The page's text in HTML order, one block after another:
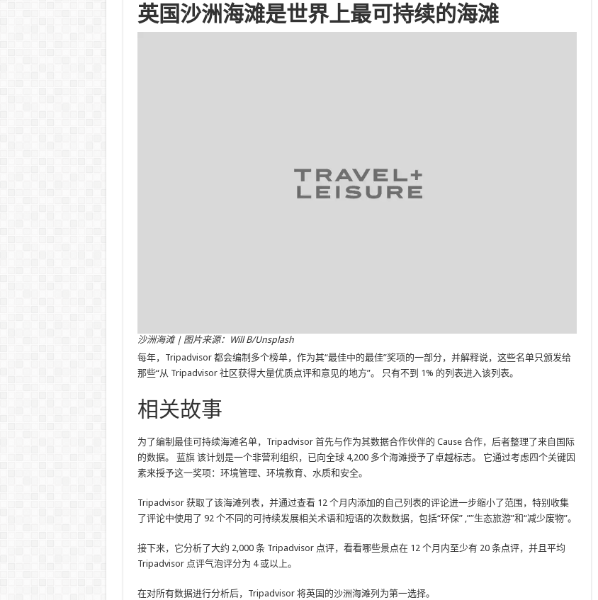
英国沙洲海滩是世界上最可持续的海滩
沙洲海滩 | 图片来源：Will B/Unsplash
每年，Tripadvisor 都会编制多个榜单，作为其“最佳中的最佳”奖项的一部分，并解释说，这些名单只颁发给
那些“从 Tripadvisor 社区获得大量优质点评和意见的地方”。 只有不到 1% 的列表进入该列表。
相关故事
为了编制最佳可持续海滩名单，Tripadvisor 首先与作为其数据合作伙伴的 Cause 合作，后者整理了来自国际
的数据。 蓝旗该计划是一个非营利组织，已向全球 4,200 多个海滩授予了卓越标志。 它通过考虑四个关键因
素来授予这一奖项：环境管理、环境教育、水质和安全。
Tripadvisor 获取了该海滩列表，并通过查看 12 个月内添加的自己列表的评论进一步缩小了范围，特别收集
了评论中使用了 92 个不同的可持续发展相关术语和短语的次数数据，包括“环保” ,””生态旅游”和“减少废物”。
接下来，它分析了大约 2,000 条 Tripadvisor 点评，看看哪些景点在 12 个月内至少有 20 条点评，并且平均
Tripadvisor 点评气泡评分为 4 或以上。
在对所有数据进行分析后，Tripadvisor 将英国的沙洲海滩列为第一选择。